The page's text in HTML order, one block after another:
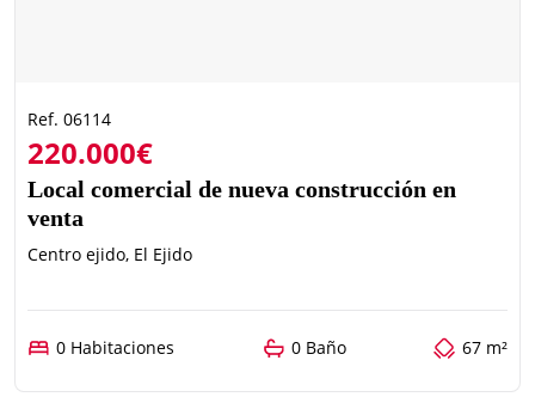
Ref. 06114
220.000€
Local comercial de nueva construcción en
venta
Centro ejido, El Ejido
0 Habitaciones 0 Baño 67 m²